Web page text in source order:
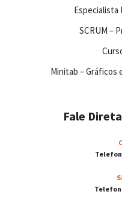
Especialista
SCRUM –
Minitab – Gráficos
Fale